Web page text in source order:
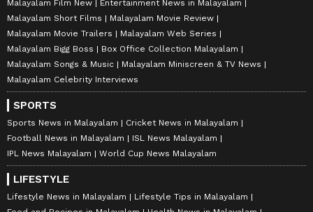
Malayalam Film New
Entertainment News in Malayalam
Malayalam Short Films
Malayalam Movie Review
Malayalam Movie Trailers
Malayalam Web Series
Malayalam Bigg Boss
Box Office Collection Malayalam
Malayalam Songs & Music
Malayalam Miniscreen & TV News
Malayalam Celebrity Interviews
SPORTS
Sports News in Malayalam
Cricket News in Malayalam
Football News in Malayalam
ISL News Malayalam
IPL News Malayalam
World Cup News Malayalam
LIFESTYLE
Lifestyle News in Malayalam
Lifestyle Tips in Malayalam